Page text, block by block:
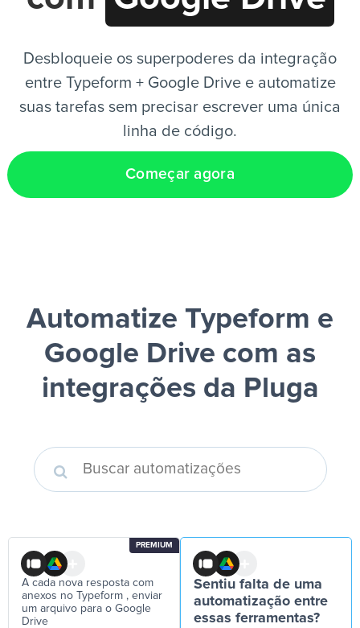
Desbloqueie os superpoderes da integração
entre Typeform + Google Drive e automatize
suas tarefas sem precisar escrever uma única
linha de código.
Começar agora
Automatize Typeform e
Google Drive com as
integrações da Pluga
PREMIUM
A cada nova resposta com
anexos no Typeform , enviar
um arquivo para o Google
Drive
Sentiu falta de uma
automatização entre
essas ferramentas?